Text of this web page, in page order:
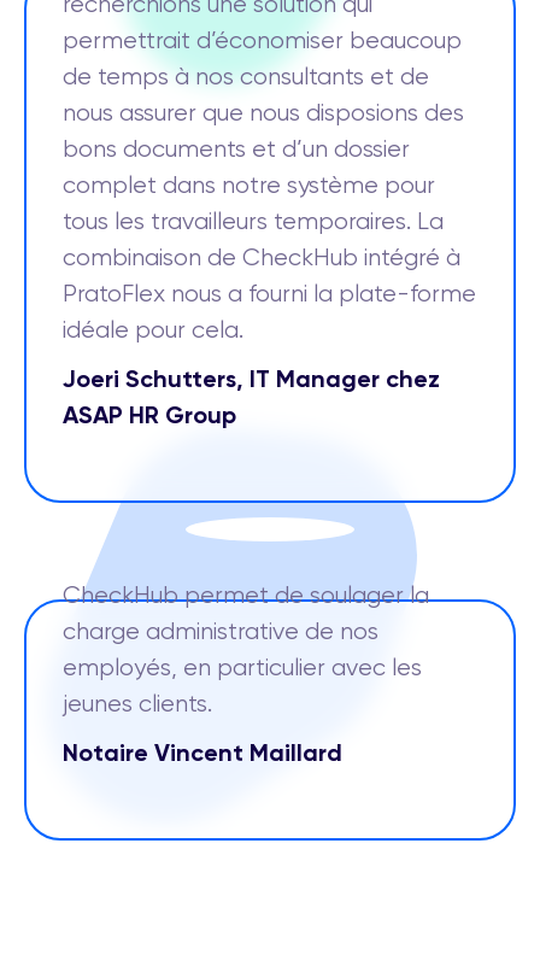
permettrait d’économiser beaucoup
de temps à nos consultants et de
nous assurer que nous disposions des
bons documents et d’un dossier
complet dans notre système pour
tous les travailleurs temporaires. La
combinaison de CheckHub intégré à
PratoFlex nous a fourni la plate-forme
idéale pour cela.
Joeri Schutters, IT Manager chez
ASAP HR Group
CheckHub permet de soulager la
charge administrative de nos
employés, en particulier avec les
jeunes clients.
Notaire Vincent Maillard